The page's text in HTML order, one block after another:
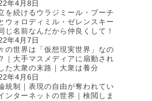
年4月8日
を続けるウラジミール・プーチ
ウォロディミル・ゼレンスキー
じ名前なんだから仲良くして！
年4月7日
の世界は「仮想現実世界」なの
｜大手マスメディアに扇動され
た大衆の末路｜大衆は養分
年4月6日
統制｜表現の自由が奪われてい
ンターネットの世界｜検閲しま